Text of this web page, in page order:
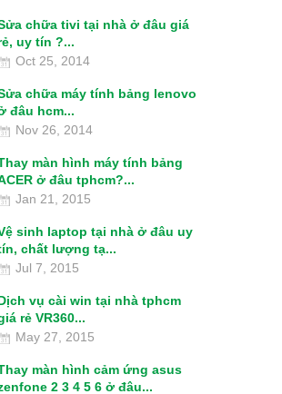
chữa tivi tại nhà ở đâu giá
uy tín ?...
Oct 25, 2014
chữa máy tính bảng lenovo
đâu hcm...
Nov 26, 2014
màn hình máy tính bảng
ở đâu tphcm?...
Jan 21, 2015
sinh laptop tại nhà ở đâu uy
chất lượng tạ...
Jul 7, 2015
vụ cài win tại nhà tphcm
rẻ VR360...
May 27, 2015
màn hình cảm ứng asus
2 3 4 5 6 ở đâu...